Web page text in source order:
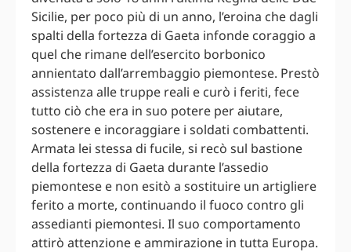
Sicilie, per poco più di un anno, l’eroina che dagli
spalti della fortezza di Gaeta infonde coraggio a
quel che rimane dell’esercito borbonico
annientato dall’arrembaggio piemontese. Prestò
assistenza alle truppe reali e curò i feriti, fece
tutto ciò che era in suo potere per aiutare,
sostenere e incoraggiare i soldati combattenti.
Armata lei stessa di fucile, si recò sul bastione
della fortezza di Gaeta durante l’assedio
piemontese e non esitò a sostituire un artigliere
ferito a morte, continuando il fuoco contro gli
assedianti piemontesi. Il suo comportamento
attirò attenzione e ammirazione in tutta Europa.